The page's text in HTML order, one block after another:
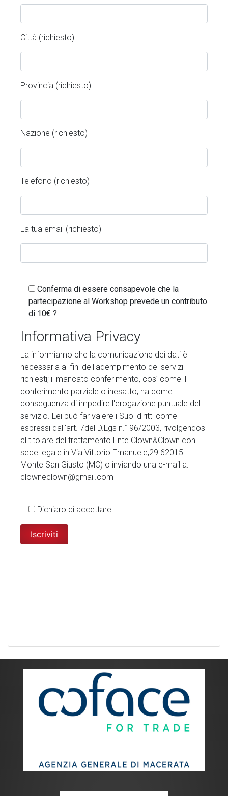
Città (richiesto)
Provincia (richiesto)
Nazione (richiesto)
Telefono (richiesto)
La tua email (richiesto)
Conferma di essere consapevole che la
partecipazione al Workshop prevede un contributo
di 10€ ?
Informativa Privacy
La informiamo che la comunicazione dei dati è
necessaria ai fini dell'adempimento dei servizi
richiesti; il mancato conferimento, così come il
conferimento parziale o inesatto, ha come
conseguenza di impedire l'erogazione puntuale del
servizio. Lei può far valere i Suoi diritti come
espressi dall'art. 7del D.Lgs n.196/2003, rivolgendosi
al titolare del trattamento Ente Clown&Clown con
sede legale in Via Vittorio Emanuele,29 62015
Monte San Giusto (MC) o inviando una e-mail a:
clowneclown@gmail.com
Dichiaro di accettare